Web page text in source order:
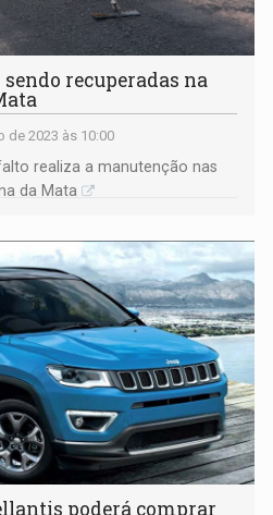
sendo recuperadas na
de 2023 às 10:00
realiza a manutenção nas
da Mata
poderá comprar